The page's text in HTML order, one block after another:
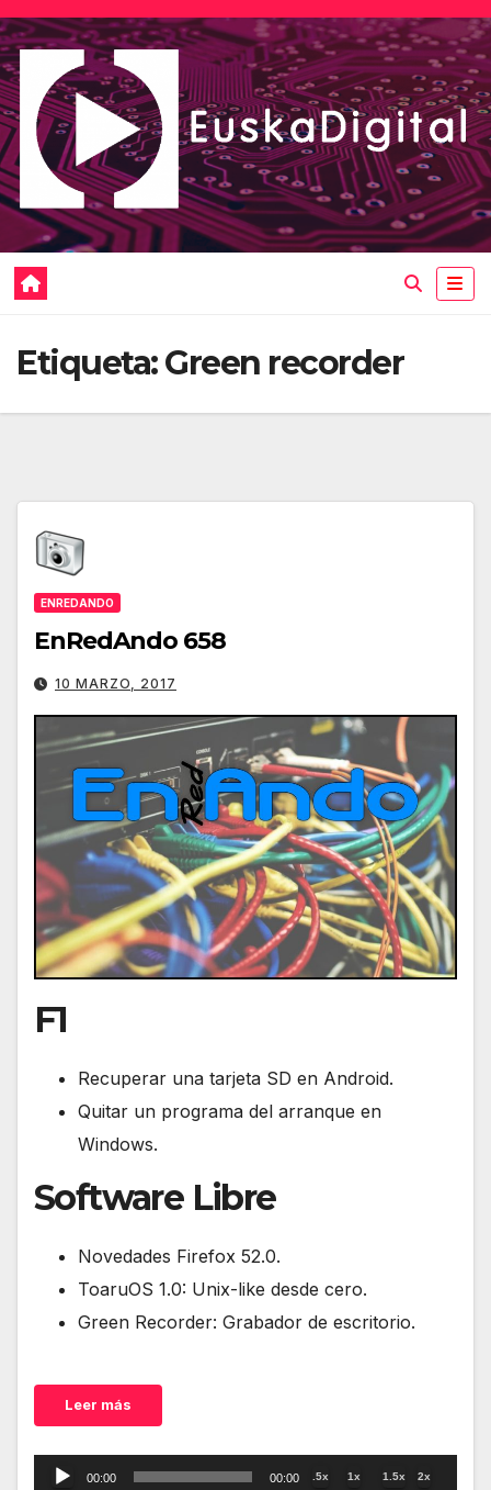
Saltar
al
contenido
Etiqueta:Green recorder
ENREDANDO
EnRedAndo 658
10 MARZO, 2017
F1
Recuperar una tarjeta SD en Android.
Quitar un programa del arranque en
Windows.
Software Libre
Novedades Firefox 52.0.
ToaruOS 1.0: Unix-like desde cero.
Green Recorder: Grabador de escritorio.
Leer más
Reproductor
00:00 00:00 .5x 1x 1.5x 2x